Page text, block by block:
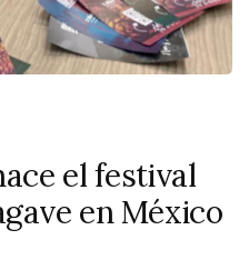
el festival
en México